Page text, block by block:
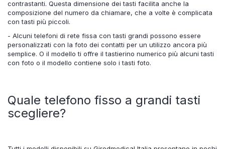
contrastanti. Questa dimensione dei tasti facilita anche la
composizione del numero da chiamare, che a volte è complicata
con tasti più piccoli.
- Alcuni telefoni di rete fissa con tasti grandi possono essere
personalizzati con la foto dei contatti per un utilizzo ancora più
semplice. O il modello ti offre il tastierino numerico più alcuni tasti
con foto o il modello contiene solo i tasti foto.
Quale telefono fisso a grandi tasti
scegliere?